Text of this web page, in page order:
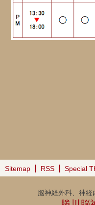
Sitemap RSS Special
脳神経外科、神